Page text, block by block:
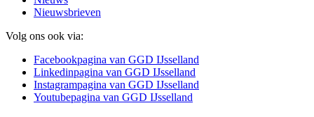
Nieuwsbrieven
Volg ons ook via:
Facebookpagina van GGD IJsselland
Linkedinpagina van GGD IJsselland
Instagrampagina van GGD IJsselland
Youtubepagina van GGD IJsselland